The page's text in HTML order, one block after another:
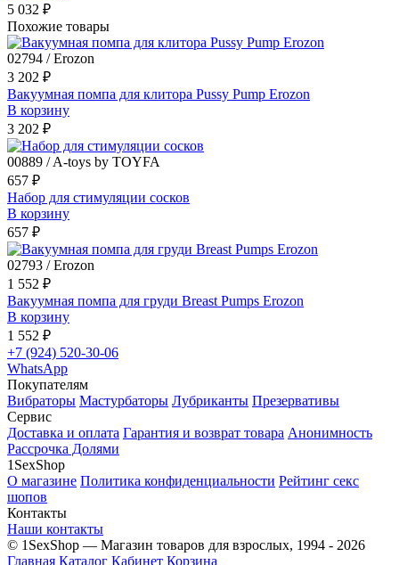
5 032 ₽
Похожие товары
02794 / Erozon
3 202 ₽
Вакуумная помпа для клитора Pussy Pump Erozon
В корзину
3 202 ₽
00889 / A-toys by TOYFA
657 ₽
Набор для стимуляции сосков
В корзину
657 ₽
02793 / Erozon
1 552 ₽
Вакуумная помпа для груди Breast Pumps Erozon
В корзину
1 552 ₽
+7 (924) 520-30-06
WhatsApp
Покупателям
Вибраторы Мастурбаторы Лубриканты Презервативы
Сервис
Доставка и оплата Гарантия и возврат товара Анонимность
Рассрочка Долями
1SexShop
О магазине Политика конфиденциальности Рейтинг секс
шопов
Контакты
Наши контакты
© 1SexShop — Магазин товаров для взрослых, 1994 - 2026
Главная Каталог Кабинет Корзина